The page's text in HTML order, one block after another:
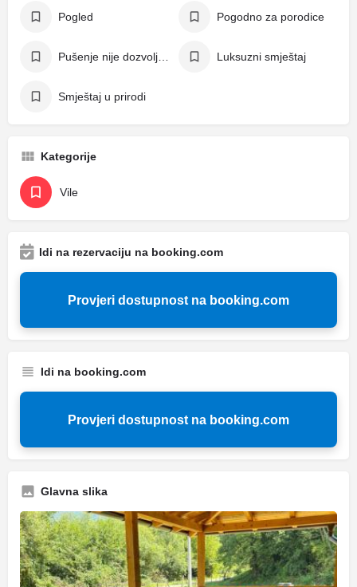
Pogled Pogodno za porodice
Luksuzni smještaj
Smještaj u prirodi
Kategorije
Vile
Idi na rezervaciju na booking.com
Provjeri dostupnost na booking.com
Idi na booking.com
Provjeri dostupnost na booking.com
Glavna slika